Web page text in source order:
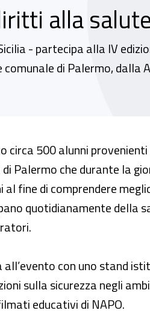
alla salute
- partecipa alla IV
di Palermo, dalla
alla salute
circa 500 alunni
Palermo che durante la
al fine di comprendere
quotidianamente della
all’evento con uno stand
sulla sicurezza negli
educativi di NAPO.